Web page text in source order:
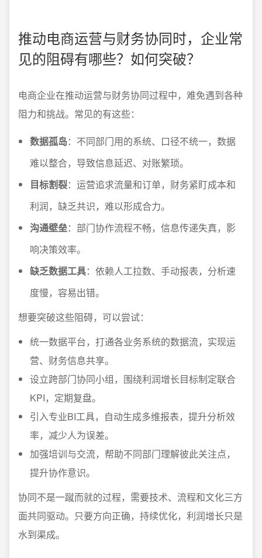
推动电商运营与财务协同时，企业常
见的阻碍有哪些？如何突破？
电商企业在推动运营与财务协同过程中，难免遇到各种
阻力和挑战。常见的有这些：
数据孤岛：不同部门用的系统、口径不统一，数据
难以整合，导致信息延迟、对账繁琐。
目标割裂：运营追求流量和订单，财务紧盯成本和
利润，缺乏共识，难以形成合力。
沟通壁垒：部门协作流程不畅，信息传递失真，影
响决策效率。
缺乏数据工具：依赖人工拉数、手动报表，分析速
度慢，容易出错。
想要突破这些阻碍，可以尝试：
统一数据平台，打通各业务系统的数据流，实现运
营、财务信息共享。
设立跨部门协同小组，围绕利润增长目标制定联合
KPI，定期复盘。
引入专业BI工具，自动生成多维报表，提升分析效
率，减少人为误差。
加强培训与交流，帮助不同部门理解彼此关注点，
提升协作意识。
协同不是一蹴而就的过程，需要技术、流程和文化三方
面共同驱动。只要方向正确，持续优化，利润增长只是
水到渠成。